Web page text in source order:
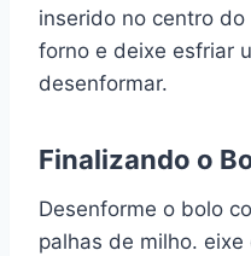
inserido no centro
forno e deixe esfriar
desenformar.
Finalizando o
Desenforme o bolo
palhas de milho.